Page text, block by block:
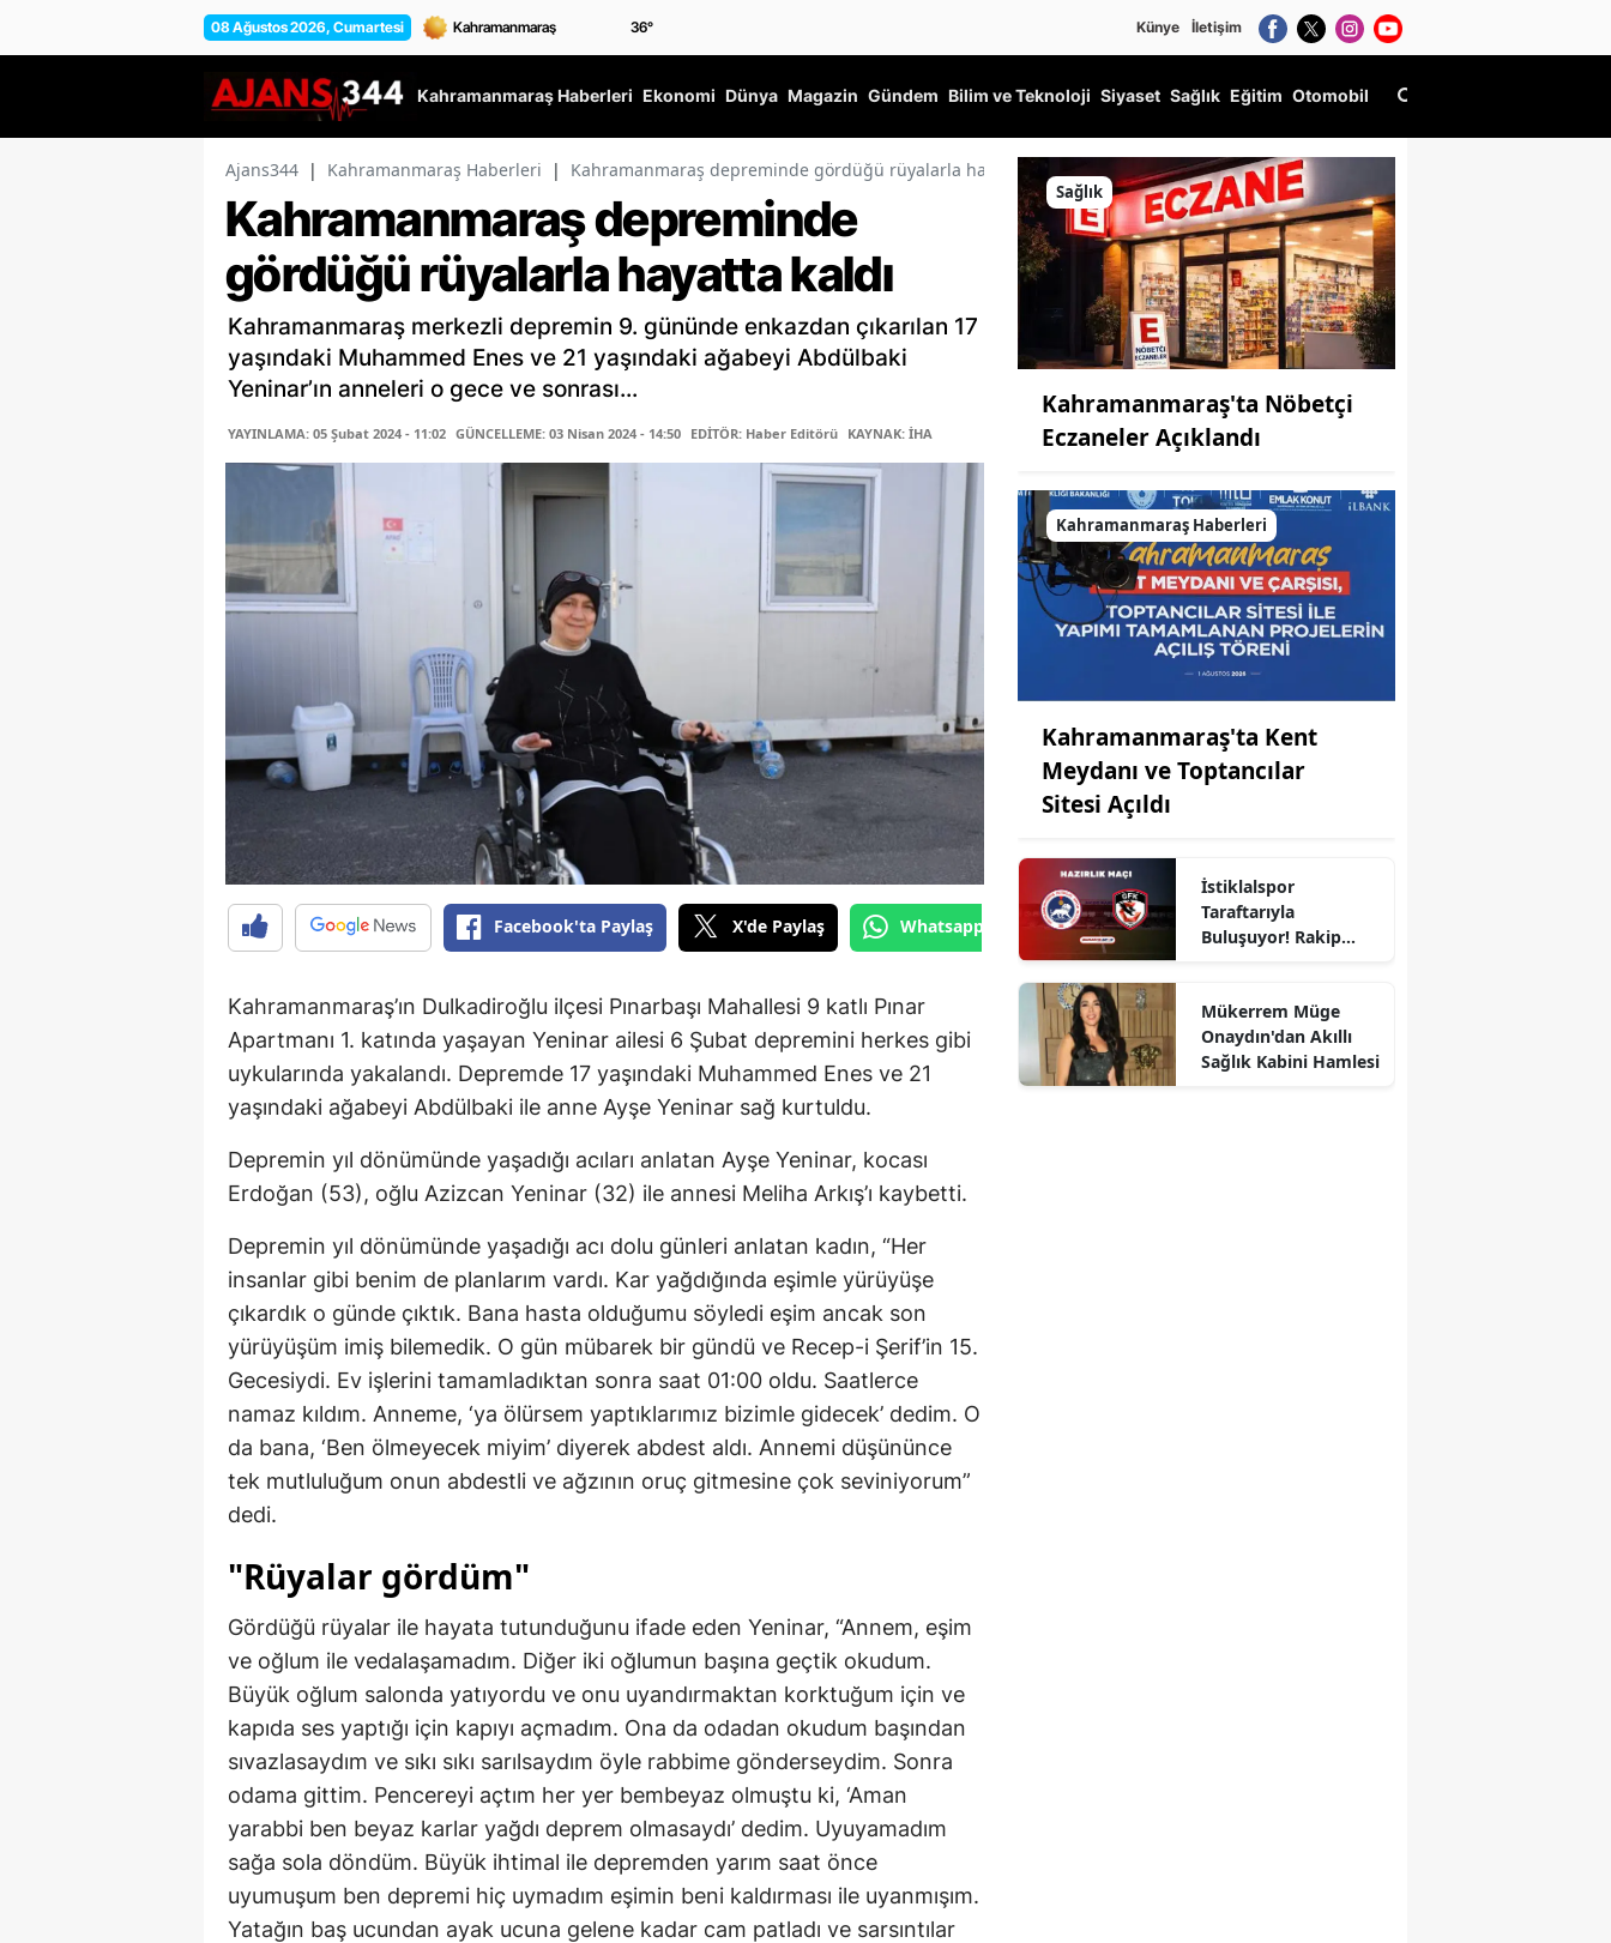
08 Ağustos 2026, Cumartesi 36° Künye İletişim
Kahramanmaraş Haberleri Ekonomi Dünya Magazin Gündem Bilim ve Teknoloji Siyaset Sağlık Eğitim Otomobil
Ajans344 | Kahramanmaraş Haberleri | Kahramanmaraş depreminde gördüğü rüyalarla hayatta kaldı
Kahramanmaraş depreminde
gördüğü rüyalarla hayatta kaldı
Kahramanmaraş merkezli depremin 9. gününde enkazdan çıkarılan 17
yaşındaki Muhammed Enes ve 21 yaşındaki ağabeyi Abdülbaki
Yeninar’ın anneleri o gece ve sonrası...
YAYINLAMA: 05 Şubat 2024 - 11:02 GÜNCELLEME: 03 Nisan 2024 - 14:50 EDİTÖR: Haber Editörü KAYNAK: İHA
Facebook'ta Paylaş X'de Paylaş Whatsapp'tan Gönder
Kahramanmaraş’ın Dulkadiroğlu ilçesi Pınarbaşı Mahallesi 9 katlı Pınar
Apartmanı 1. katında yaşayan Yeninar ailesi 6 Şubat depremini herkes gibi
uykularında yakalandı. Depremde 17 yaşındaki Muhammed Enes ve 21
yaşındaki ağabeyi Abdülbaki ile anne Ayşe Yeninar sağ kurtuldu.
Depremin yıl dönümünde yaşadığı acıları anlatan Ayşe Yeninar, kocası
Erdoğan (53), oğlu Azizcan Yeninar (32) ile annesi Meliha Arkış’ı kaybetti.
Depremin yıl dönümünde yaşadığı acı dolu günleri anlatan kadın, “Her
insanlar gibi benim de planlarım vardı. Kar yağdığında eşimle yürüyüşe
çıkardık o günde çıktık. Bana hasta olduğumu söyledi eşim ancak son
yürüyüşüm imiş bilemedik. O gün mübarek bir gündü ve Recep-i Şerif’in 15.
Gecesiydi. Ev işlerini tamamladıktan sonra saat 01:00 oldu. Saatlerce
namaz kıldım. Anneme, ‘ya ölürsem yaptıklarımız bizimle gidecek’ dedim. O
da bana, ‘Ben ölmeyecek miyim’ diyerek abdest aldı. Annemi düşününce
tek mutluluğum onun abdestli ve ağzının oruç gitmesine çok seviniyorum”
dedi.
"Rüyalar gördüm"
Gördüğü rüyalar ile hayata tutunduğunu ifade eden Yeninar, “Annem, eşim
ve oğlum ile vedalaşamadım. Diğer iki oğlumun başına geçtik okudum.
Büyük oğlum salonda yatıyordu ve onu uyandırmaktan korktuğum için ve
kapıda ses yaptığı için kapıyı açmadım. Ona da odadan okudum başından
sıvazlasaydım ve sıkı sıkı sarılsaydım öyle rabbime gönderseydim. Sonra
odama gittim. Pencereyi açtım her yer bembeyaz olmuştu ki, ‘Aman
yarabbi ben beyaz karlar yağdı deprem olmasaydı’ dedim. Uyuyamadım
sağa sola döndüm. Büyük ihtimal ile depremden yarım saat önce
uyumuşum ben depremi hiç uymadım eşimin beni kaldırması ile uyanmışım.
Yatağın baş ucundan ayak ucuna gelene kadar cam patladı ve sarsıntılar
Sağlık
Kahramanmaraş'ta Nöbetçi
Eczaneler Açıklandı
Kahramanmaraş Haberleri
Kahramanmaraş'ta Kent
Meydanı ve Toptancılar
Sitesi Açıldı
İstiklalspor
Taraftarıyla
Buluşuyor! Rakip
Mükerrem Müge
Onaydın'dan Akıllı
Sağlık Kabini Hamlesi